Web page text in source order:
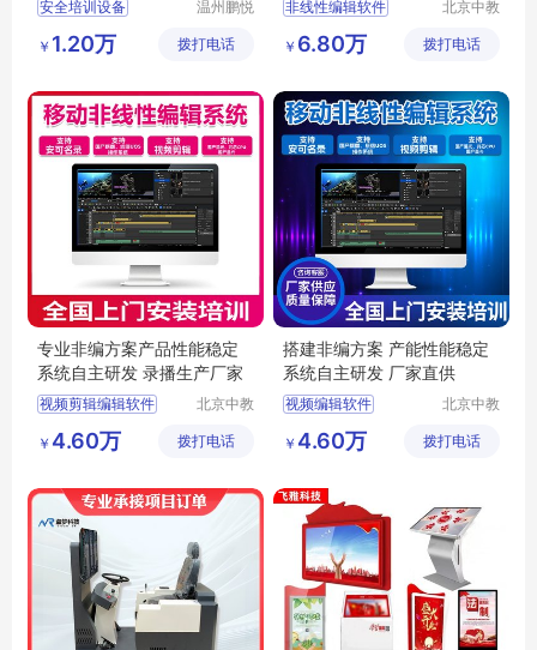
安全培训设备
教学实训设备
温州鹏悦
有限公司
￥ 1.20万 拨打电话
非线性编辑软件
编辑视频软件
北京中教
有限公司
￥ 6.80万 拨打电话
专业非编方案产品性能稳定
系统自主研发 录播生产厂家
视频剪辑编辑软件
非线性剪辑软件
北京中教
有限公司
￥ 4.60万 拨打电话
搭建非编方案 产能性能稳定
系统自主研发 厂家直供
视频编辑软件
视频非线性编辑软件
北京中教
有限公司
￥ 4.60万 拨打电话